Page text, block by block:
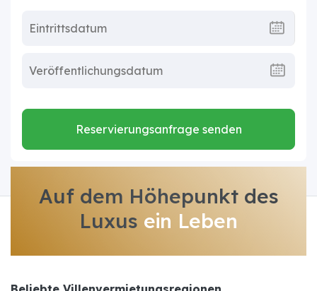
Reservierungsanfrage senden
Auf dem Höhepunkt des
Luxus ein Leben